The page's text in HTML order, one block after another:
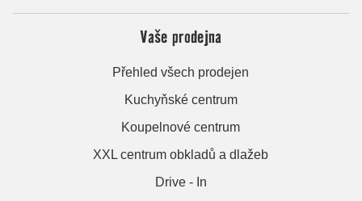
Vaše prodejna
Přehled všech prodejen
Kuchyňské centrum
Koupelnové centrum
XXL centrum obkladů a dlažeb
Drive - In